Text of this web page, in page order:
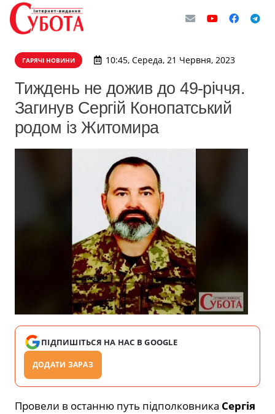
ГАРЯЧІ НОВИНИ 10:45, Середа, 21 Червня, 2023
Тиждень не дожив до 49-річчя.
Загинув Сергій Конопатський
родом із Житомира
ПІДПИШІТЬСЯ НА НАС В GOOGLE
ДОДАТИ ЗАРАЗ
Провели в останню путь підполковника Сергія